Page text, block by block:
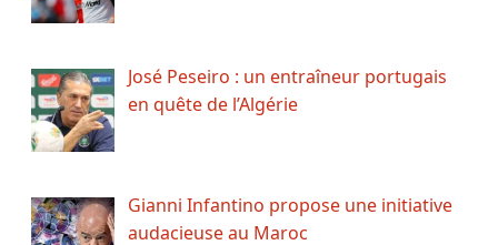
José Peseiro : un entraîneur portugais
en quête de l’Algérie
Gianni Infantino propose une initiative
audacieuse au Maroc